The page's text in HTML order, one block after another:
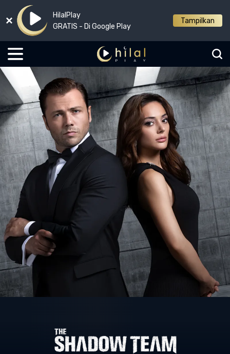
HilalPlay
GRATIS - Di Google Play
Tampilkan